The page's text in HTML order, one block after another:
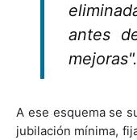
antes
mejoras".
A ese esquema se
jubilación mínima,